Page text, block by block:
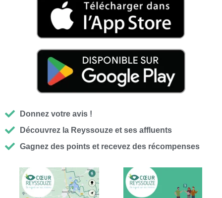
Donnez votre avis !
Découvrez la Reyssouze et ses affluents
Gagnez des points et recevez des récompenses